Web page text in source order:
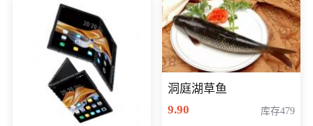
洞庭湖草鱼
9.90
库存479